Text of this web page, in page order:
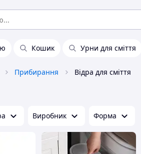
Кошик Урни для сміття
Прибирання Відра для сміття
Виробник Форма